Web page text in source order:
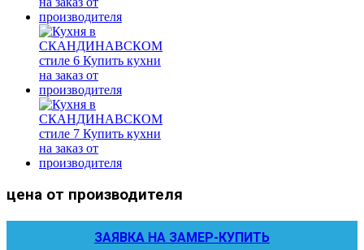
цена от производителя
ЗАЯВКА НА ЗАМЕР-КУПИТЬ